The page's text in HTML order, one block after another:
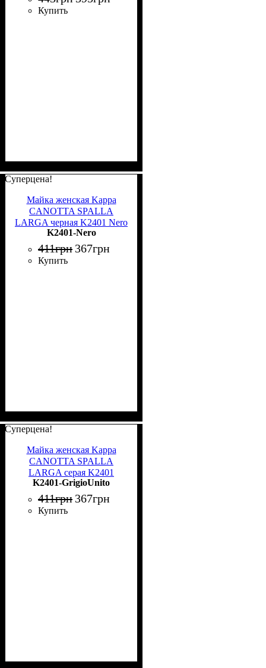
Купить
Суперцена!
Майка женская Kappa
CANOTTA SPALLA
LARGA черная K2401 Nero
K2401-Nero
411грн 367грн
Купить
Суперцена!
Майка женская Kappa
CANOTTA SPALLA
LARGA серая K2401
GrigioUnito
K2401-GrigioUnito
411грн 367грн
Купить